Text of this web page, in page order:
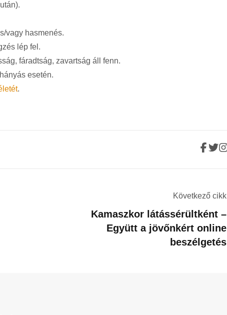
vagy hasmenés.
lép fel.
fáradtság, zavartság áll fenn.
esetén.
.
Következő cikk
Kamaszkor látássérültként –
Együtt a jövőnkért online
beszélgetés